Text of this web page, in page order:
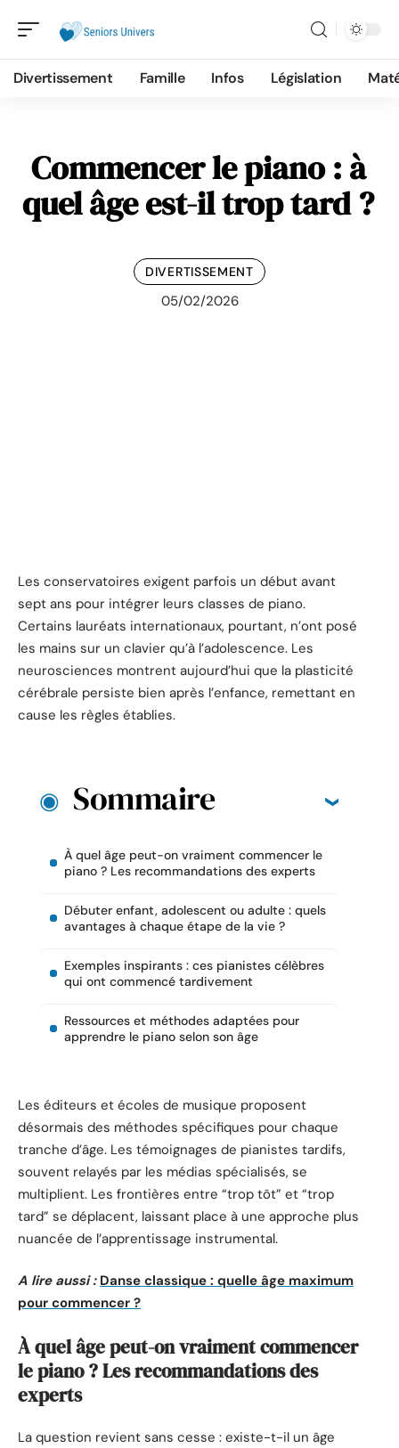
Divertissement Famille Infos Législation
Commencer le piano : à
quel âge est-il trop tard ?
DIVERTISSEMENT
05/02/2026
Les conservatoires exigent parfois un début avant
sept ans pour intégrer leurs classes de piano.
Certains lauréats internationaux, pourtant, n’ont posé
les mains sur un clavier qu’à l’adolescence. Les
neurosciences montrent aujourd’hui que la plasticité
cérébrale persiste bien après l’enfance, remettant en
cause les règles établies.
Sommaire
À quel âge peut-on vraiment commencer le
piano ? Les recommandations des experts
Débuter enfant, adolescent ou adulte : quels
avantages à chaque étape de la vie ?
Exemples inspirants : ces pianistes célèbres
qui ont commencé tardivement
Ressources et méthodes adaptées pour
apprendre le piano selon son âge
Les éditeurs et écoles de musique proposent
désormais des méthodes spécifiques pour chaque
tranche d’âge. Les témoignages de pianistes tardifs,
souvent relayés par les médias spécialisés, se
multiplient. Les frontières entre “trop tôt” et “trop
tard” se déplacent, laissant place à une approche plus
nuancée de l’apprentissage instrumental.
A lire aussi : Danse classique : quelle âge maximum
pour commencer ?
À quel âge peut-on vraiment commencer
le piano ? Les recommandations des
experts
La question revient sans cesse : existe-t-il un âge